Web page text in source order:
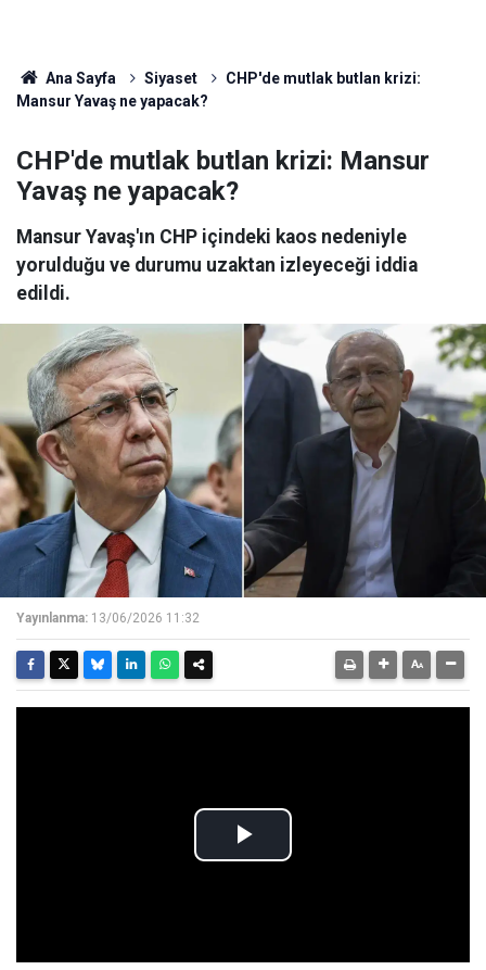
Ana Sayfa Siyaset
CHP'de mutlak butlan krizi:
Mansur Yavaş ne yapacak?
CHP'de mutlak butlan krizi: Mansur
Yavaş ne yapacak?
Mansur Yavaş'ın CHP içindeki kaos nedeniyle
yorulduğu ve durumu uzaktan izleyeceği iddia
edildi.
Yayınlanma: 13/06/2026 11:32